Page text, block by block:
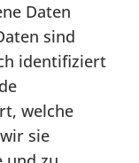
Daten
sind
identifiziert
welche
sie